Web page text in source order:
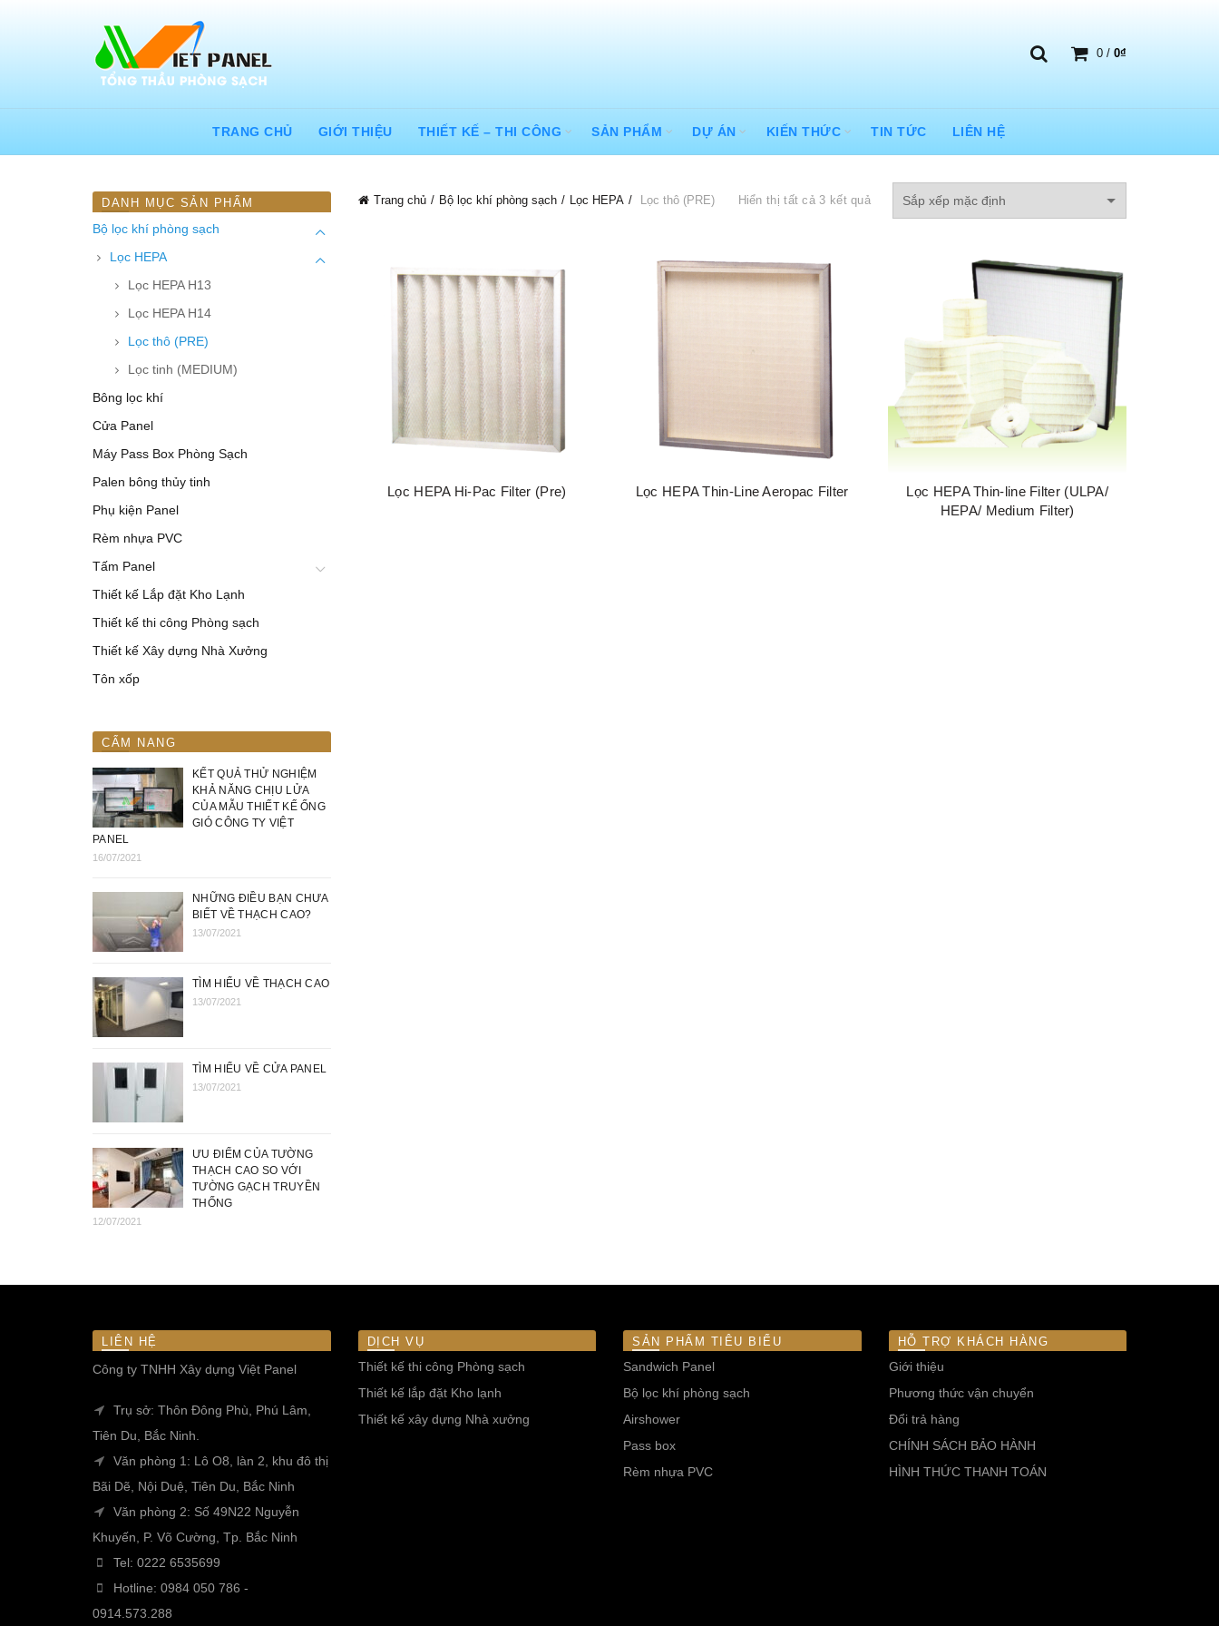
0 / 0₫
TRANG CHỦ GIỚI THIỆU THIẾT KẾ – THI CÔNG SẢN PHẨM DỰ ÁN KIẾN THỨC TIN TỨC LIÊN HỆ
Trang chủ Bộ lọc khí phòng sạch Lọc HEPA Lọc thô (PRE) Hiển thị tất cả 3 kết quả
Lọc HEPA Hi-Pac Filter (Pre) Lọc HEPA Thin-Line Aeropac Filter
Lọc HEPA Thin-line Filter (ULPA/
HEPA/ Medium Filter)
DANH MỤC SẢN PHẨM
Bộ lọc khí phòng sạch
Lọc HEPA
Lọc HEPA H13
Lọc HEPA H14
Lọc thô (PRE)
Lọc tinh (MEDIUM)
Bông lọc khí
Cửa Panel
Máy Pass Box Phòng Sạch
Palen bông thủy tinh
Phụ kiện Panel
Rèm nhựa PVC
Tấm Panel
Thiết kế Lắp đặt Kho Lạnh
Thiết kế thi công Phòng sạch
Thiết kế Xây dựng Nhà Xưởng
Tôn xốp
CẨM NANG
KẾT QUẢ THỬ NGHIỆM
KHẢ NĂNG CHỊU LỬA
CỦA MẪU THIẾT KẾ ỐNG
GIÓ CÔNG TY VIỆT
PANEL
16/07/2021
NHỮNG ĐIỀU BẠN CHƯA
BIẾT VỀ THẠCH CAO?
13/07/2021
TÌM HIỂU VỀ THẠCH CAO
13/07/2021
TÌM HIỂU VỀ CỬA PANEL
13/07/2021
ƯU ĐIỂM CỦA TƯỜNG
THẠCH CAO SO VỚI
TƯỜNG GẠCH TRUYỀN
THỐNG
12/07/2021
LIÊN HỆ
Công ty TNHH Xây dựng Việt Panel
Trụ sở: Thôn Đông Phù, Phú Lâm,
Tiên Du, Bắc Ninh.
Văn phòng 1: Lô O8, làn 2, khu đô thị
Bãi Dẽ, Nội Duệ, Tiên Du, Bắc Ninh
Văn phòng 2: Số 49N22 Nguyễn
Khuyến, P. Võ Cường, Tp. Bắc Ninh
Tel: 0222 6535699
Hotline: 0984 050 786 -
0914.573.288
DỊCH VỤ
Thiết kế thi công Phòng sạch
Thiết kế lắp đặt Kho lạnh
Thiết kế xây dựng Nhà xưởng
SẢN PHẨM TIÊU BIỂU
Sandwich Panel
Bộ lọc khí phòng sạch
Airshower
Pass box
Rèm nhựa PVC
HỖ TRỢ KHÁCH HÀNG
Giới thiệu
Phương thức vận chuyển
Đổi trả hàng
CHÍNH SÁCH BẢO HÀNH
HÌNH THỨC THANH TOÁN